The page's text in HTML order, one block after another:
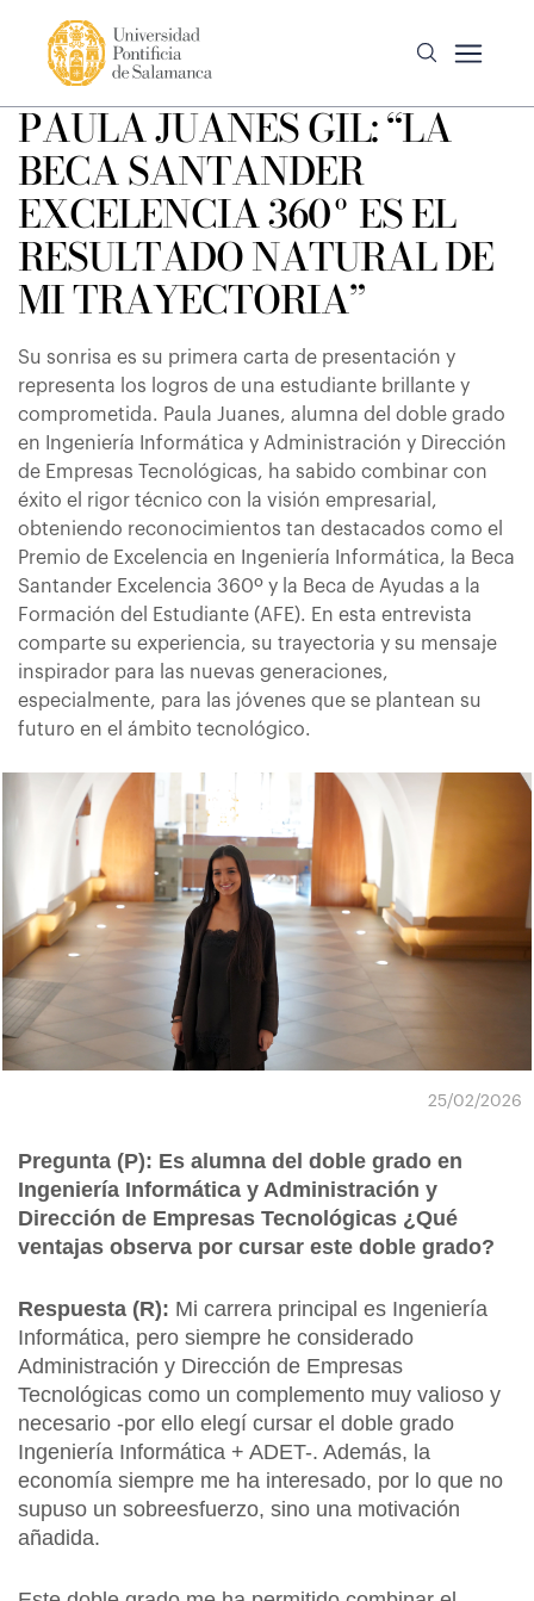
PAULA JUANES GIL: “LA
BECA SANTANDER
EXCELENCIA 360º ES EL
RESULTADO NATURAL DE
MI TRAYECTORIA”
Su sonrisa es su primera carta de presentación y
representa los logros de una estudiante brillante y
comprometida. Paula Juanes, alumna del doble grado
en Ingeniería Informática y Administración y Dirección
de Empresas Tecnológicas, ha sabido combinar con
éxito el rigor técnico con la visión empresarial,
obteniendo reconocimientos tan destacados como el
Premio de Excelencia en Ingeniería Informática, la Beca
Santander Excelencia 360º y la Beca de Ayudas a la
Formación del Estudiante (AFE). En esta entrevista
comparte su experiencia, su trayectoria y su mensaje
inspirador para las nuevas generaciones,
especialmente, para las jóvenes que se plantean su
futuro en el ámbito tecnológico.
25/02/2026
Pregunta (P): Es alumna del doble grado en
Ingeniería Informática y Administración y
Dirección de Empresas Tecnológicas ¿Qué
ventajas observa por cursar este doble grado?
Respuesta (R): Mi carrera principal es Ingeniería
Informática, pero siempre he considerado
Administración y Dirección de Empresas
Tecnológicas como un complemento muy valioso y
necesario -por ello elegí cursar el doble grado
Ingeniería Informática + ADET-. Además, la
economía siempre me ha interesado, por lo que no
supuso un sobreesfuerzo, sino una motivación
añadida.